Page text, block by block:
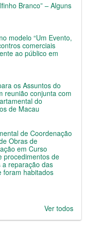
Branco” – Alguns
modelo “Um Evento,
comerciais
ao público em
os Assuntos do
reunião conjunta com
do
de Macau
de Coordenação
Obras de
em Curso
procedimentos de
a reparação das
foram habitados
Ver todos